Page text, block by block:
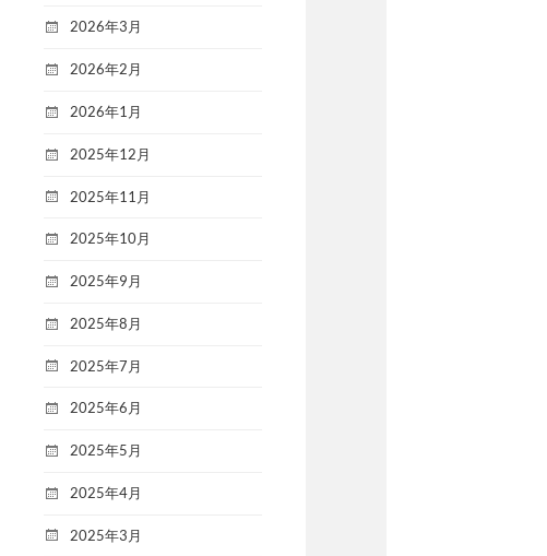
2026年3月
2026年2月
2026年1月
2025年12月
2025年11月
2025年10月
2025年9月
2025年8月
2025年7月
2025年6月
2025年5月
2025年4月
2025年3月